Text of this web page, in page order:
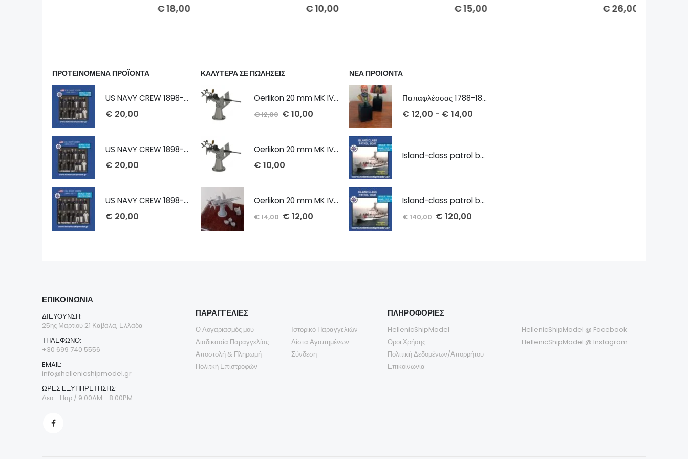
ΠΡΟΤΕΙΝΟΜΕΝΑ ΠΡΟΪΟΝΤΑ
US NAVY CREW 1898-1913 1/232
€ 20,00
US NAVY CREW 1898-1913 1/72
€ 20,00
US NAVY CREW 1898-1913 1/100
€ 20,00
ΚΑΛΥΤΕΡΑ ΣΕ ΠΩΛΗΣΕΙΣ
Oerlikon 20 mm MK IV cannon 1/72 x 2 τμχ
€12,00 € 10,00
Oerlikon 20 mm MK IV cannon 1/100 x 2 τμχ
€ 10,00
Oerlikon 20 mm MK IV twin cannon 1/72 x 2 τμχ
€14,00 € 12,00
ΝΕΑ ΠΡΟΙΟΝΤΑ
Παπαφλέσσας 1788-1825 Bust
€ 12,00 – € 14,00
Island-class patrol boat 1/700
Island-class patrol boat 1/144
€140,00 € 120,00
ΕΠΙΚΟΙΝΩΝΊΑ
ΔΙΕΎΘΥΝΣΗ:
25ης Μαρτίου 21 Καβάλα, Ελλάδα
ΤΗΛΈΦΩΝΟ:
+30 699 740 5556
EMAIL:
info@hellenicshipmodel.gr
ΩΡΕΣ ΕΞΥΠΗΡΕΤΗΣΗΣ:
Δευ - Παρ / 9:00AM - 8:00PM
ΠΑΡΑΓΓΕΛΙΕΣ
Ο Λογαριασμός μου
Διαδικασία Παραγγελίας
Αποστολή & Πληρωμή
Πολιτκή Επιστροφών
Ιστορικό Παραγγελιών
Λίστα Αγαπημένων
Σύνδεση
ΠΛΗΡΟΦΟΡΙΕΣ
HellenicShipModel
Οροι Χρήσης
Πολιτική Δεδομένων/Απορρήτου
Επικοινωνία
HellenicShipModel @ Facebook
HellenicShipModel @ Instagram